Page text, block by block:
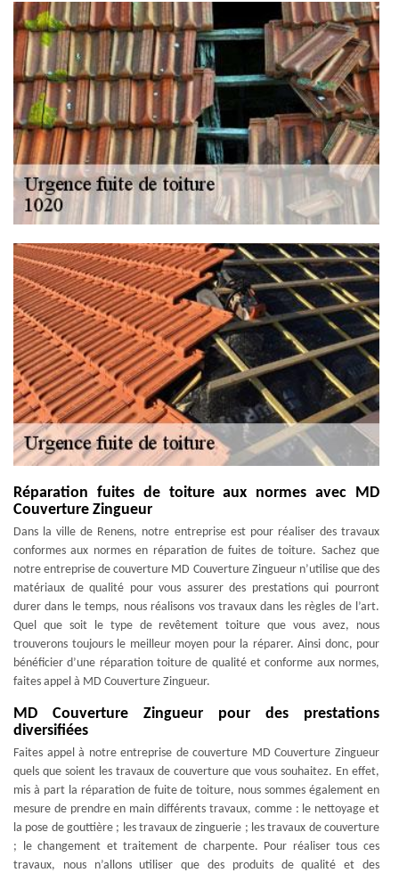
Réparation fuites de toiture aux normes avec MD
Couverture Zingueur
Dans la ville de Renens, notre entreprise est pour réaliser des travaux
conformes aux normes en réparation de fuites de toiture. Sachez que
notre entreprise de couverture MD Couverture Zingueur n’utilise que des
matériaux de qualité pour vous assurer des prestations qui pourront
durer dans le temps, nous réalisons vos travaux dans les règles de l’art.
Quel que soit le type de revêtement toiture que vous avez, nous
trouverons toujours le meilleur moyen pour la réparer. Ainsi donc, pour
bénéficier d’une réparation toiture de qualité et conforme aux normes,
faites appel à MD Couverture Zingueur.
MD Couverture Zingueur pour des prestations
diversifiées
Faites appel à notre entreprise de couverture MD Couverture Zingueur
quels que soient les travaux de couverture que vous souhaitez. En effet,
mis à part la réparation de fuite de toiture, nous sommes également en
mesure de prendre en main différents travaux, comme : le nettoyage et
la pose de gouttière ; les travaux de zinguerie ; les travaux de couverture
; le changement et traitement de charpente. Pour réaliser tous ces
travaux, nous n’allons utiliser que des produits de qualité et des